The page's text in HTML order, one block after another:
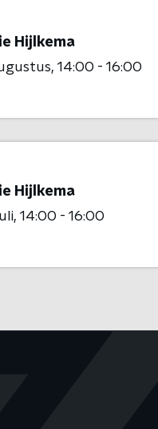
Hijlkema
14:00 - 16:00
Hijlkema
14:00 - 16:00